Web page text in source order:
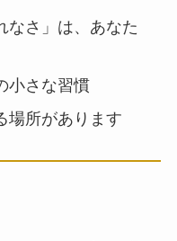
なさ」は、あなた
小さな習慣
場所があります